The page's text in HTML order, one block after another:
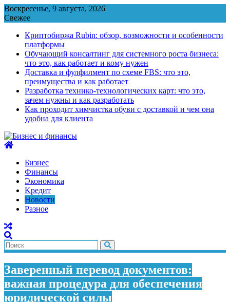
Перейти
к
Воскресенье, 9 августа, 2026
Свежее
Криптобиржа Rubin: обзор, возможности и особенности
платформы
Обучающий консалтинг для системного роста бизнеса:
что это, как работает и кому нужен
Доставка и фулфилмент по схеме FBS: что это,
преимущества и как работает
Разработка технико-технологических карт: что это,
зачем нужны и как разработать
Как проходит химчистка обуви с доставкой и чем она
удобна для клиента
Бизнес
Финансы
Экономика
Kредит
Новости
Разное
Заверенный перевод документов:
важная процедура для обеспечения
юридической силы